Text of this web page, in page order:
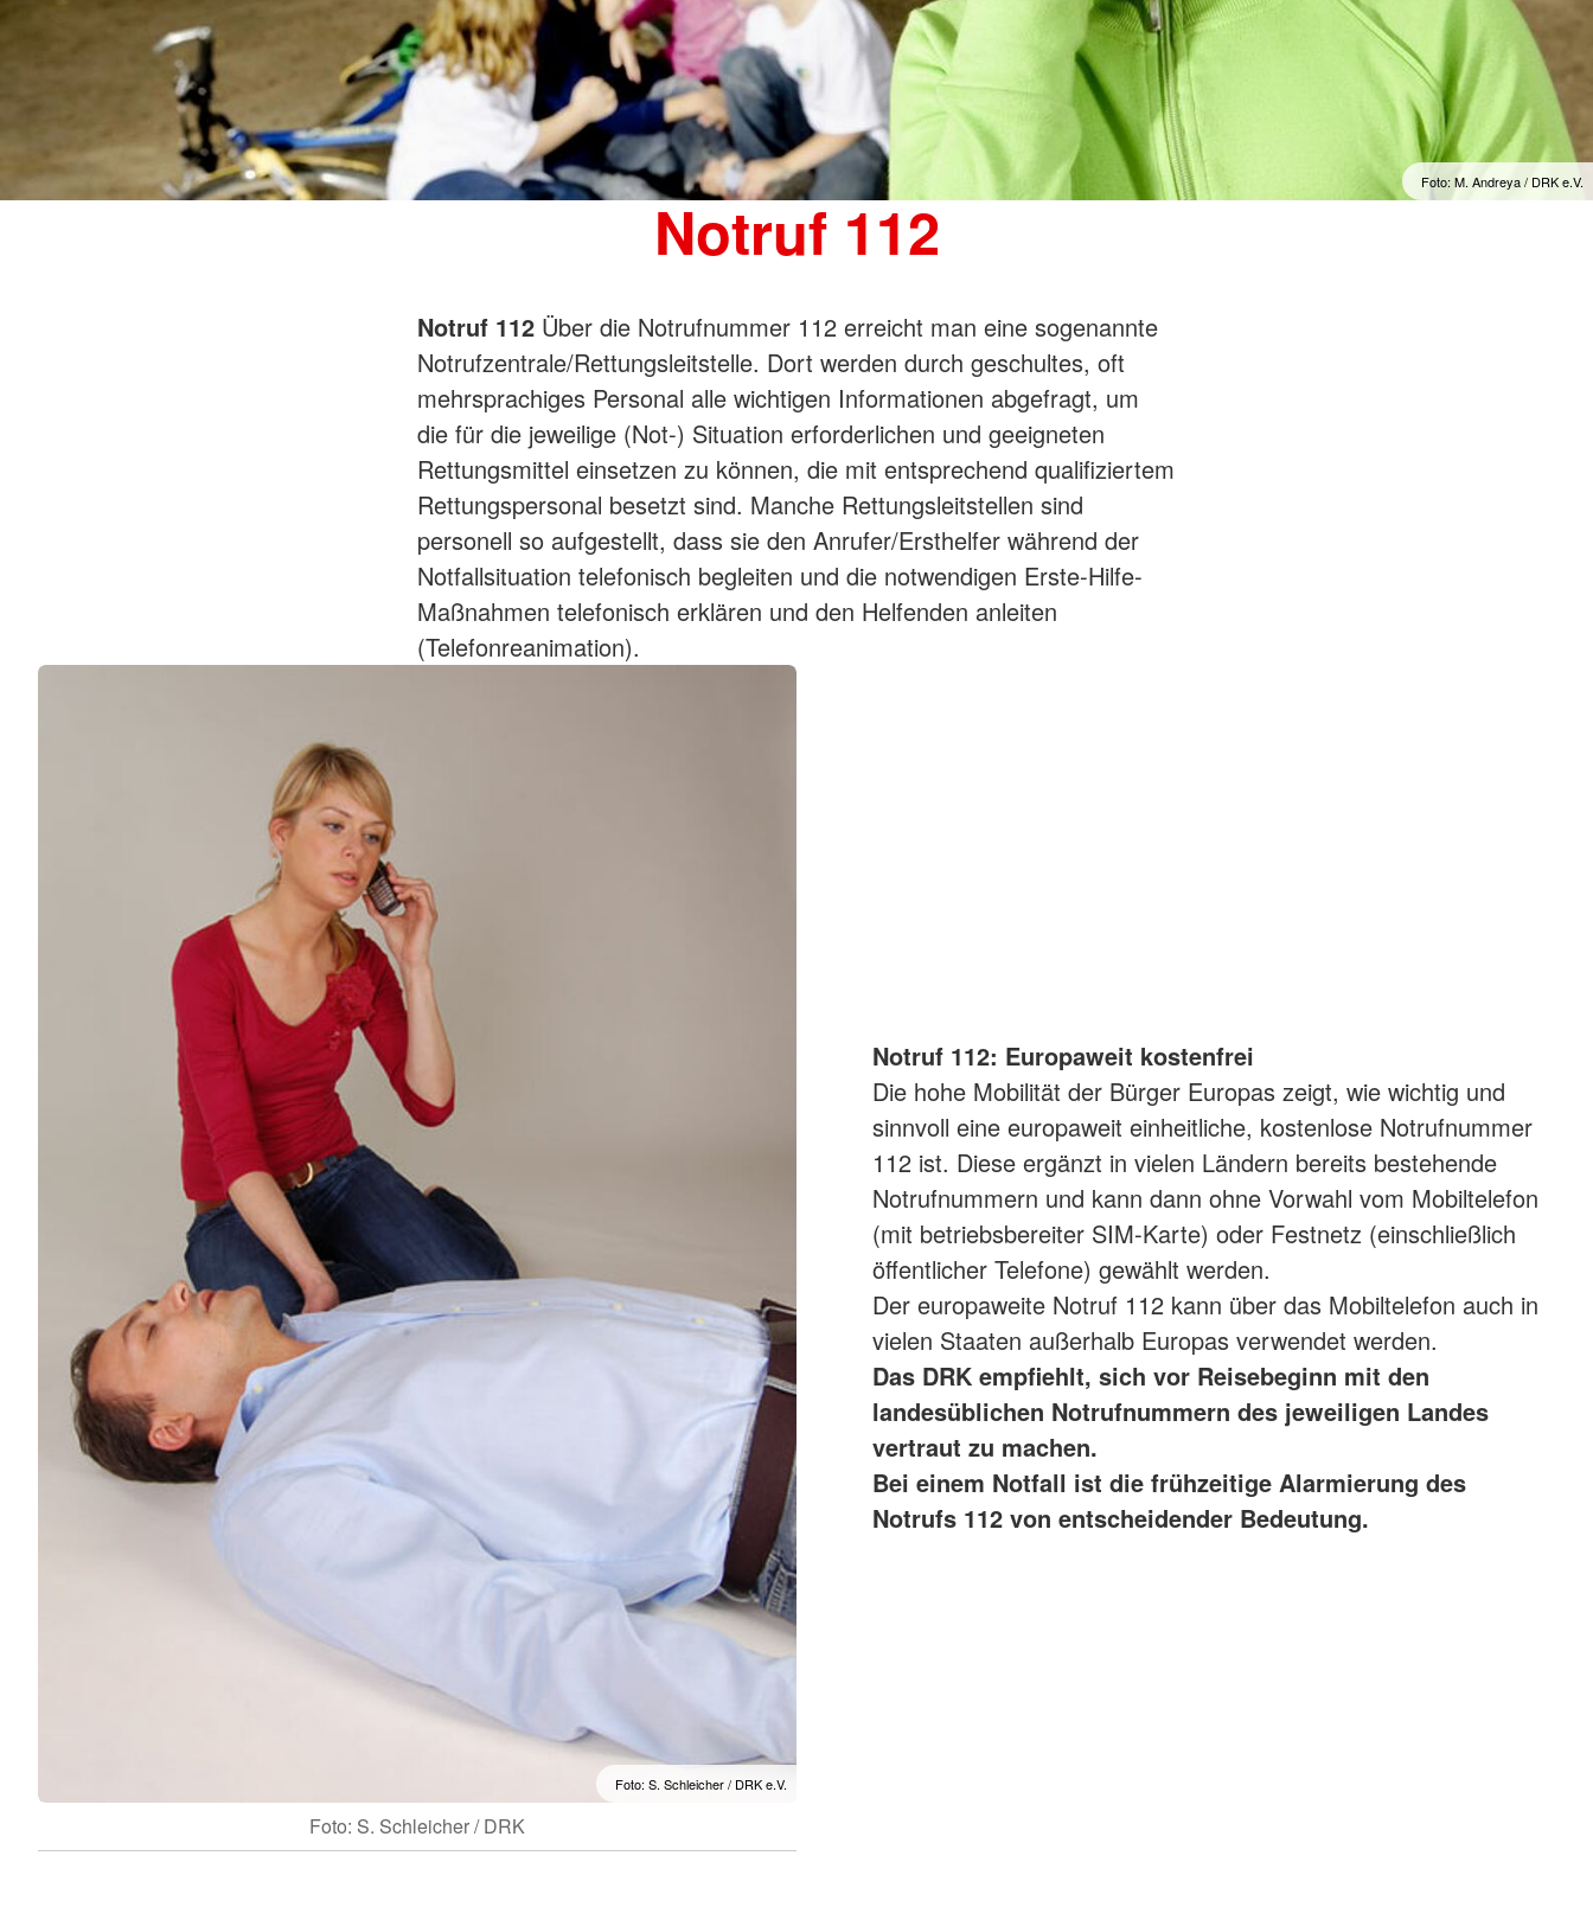
Servicewohnen Duisburg-Neumühl
Servicewohnen Duisburg-Neumühl
Stationäre Pflege
Qualitätsmanagement Pflege und
Ausbildung in der Alten-Pflege
Krankentransport
Krankenfahrdienst
Foto: M. Andreya / DRK e.V.
Notruf 112
Notruf 112 Über die Notrufnummer 112 erreicht man eine sogenannte
Notrufzentrale/Rettungsleitstelle. Dort werden durch geschultes, oft
mehrsprachiges Personal alle wichtigen Informationen abgefragt, um
die für die jeweilige (Not-) Situation erforderlichen und geeigneten
Rettungsmittel einsetzen zu können, die mit entsprechend qualifiziertem
Rettungspersonal besetzt sind. Manche Rettungsleitstellen sind
personell so aufgestellt, dass sie den Anrufer/Ersthelfer während der
Notfallsituation telefonisch begleiten und die notwendigen Erste-Hilfe-
Maßnahmen telefonisch erklären und den Helfenden anleiten
(Telefonreanimation).
Foto: S. Schleicher / DRK e.V.
Foto: S. Schleicher / DRK
Notruf 112: Europaweit kostenfrei
Die hohe Mobilität der Bürger Europas zeigt, wie wichtig und
sinnvoll eine europaweit einheitliche, kostenlose Notrufnummer
112 ist. Diese ergänzt in vielen Ländern bereits bestehende
Notrufnummern und kann dann ohne Vorwahl vom Mobiltelefon
(mit betriebsbereiter SIM-Karte) oder Festnetz (einschließlich
öffentlicher Telefone) gewählt werden.
Der europaweite Notruf 112 kann über das Mobiltelefon auch in
vielen Staaten außerhalb Europas verwendet werden.
Das DRK empfiehlt, sich vor Reisebeginn mit den
landesüblichen Notrufnummern des jeweiligen Landes
vertraut zu machen.
Bei einem Notfall ist die frühzeitige Alarmierung des
Notrufs 112 von entscheidender Bedeutung.